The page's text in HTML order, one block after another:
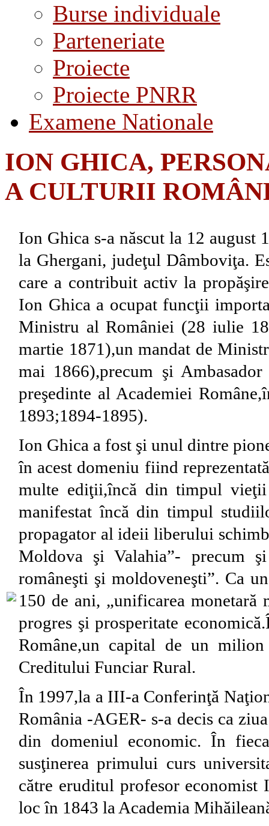
Burse individuale
Parteneriate
Proiecte
Proiecte PNRR
Examene Nationale
ION GHICA,
A CULTURII
Ion Ghica s-a născut la 12
la Ghergani, judeţul Dâmboviţa.
care a contribuit activ la
Ion Ghica a ocupat funcţii
Ministru al României (28 iulie
martie 1871),un mandat de
mai 1866),precum şi
preşedinte al Academiei
1893;1894-1895).
Ion Ghica a fost şi unul dintre
în acest domeniu fiind
multe ediţii,încă din timpul
manifestat încă din timpul
propagator al ideii liberului
Moldova şi Valahia”- precum
româneşti şi moldoveneşti”. Ca
150 de ani, „unificarea
progres şi prosperitate
Române,un capital de un
Creditului Funciar Rural.
În 1997,la a III-a Conferinţă
România -AGER- s-a decis ca
din domeniul economic. În
susţinerea primului curs
către eruditul profesor economist
loc în 1843 la Academia